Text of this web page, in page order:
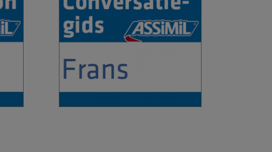
conversación
Neerlandés
4,90 €